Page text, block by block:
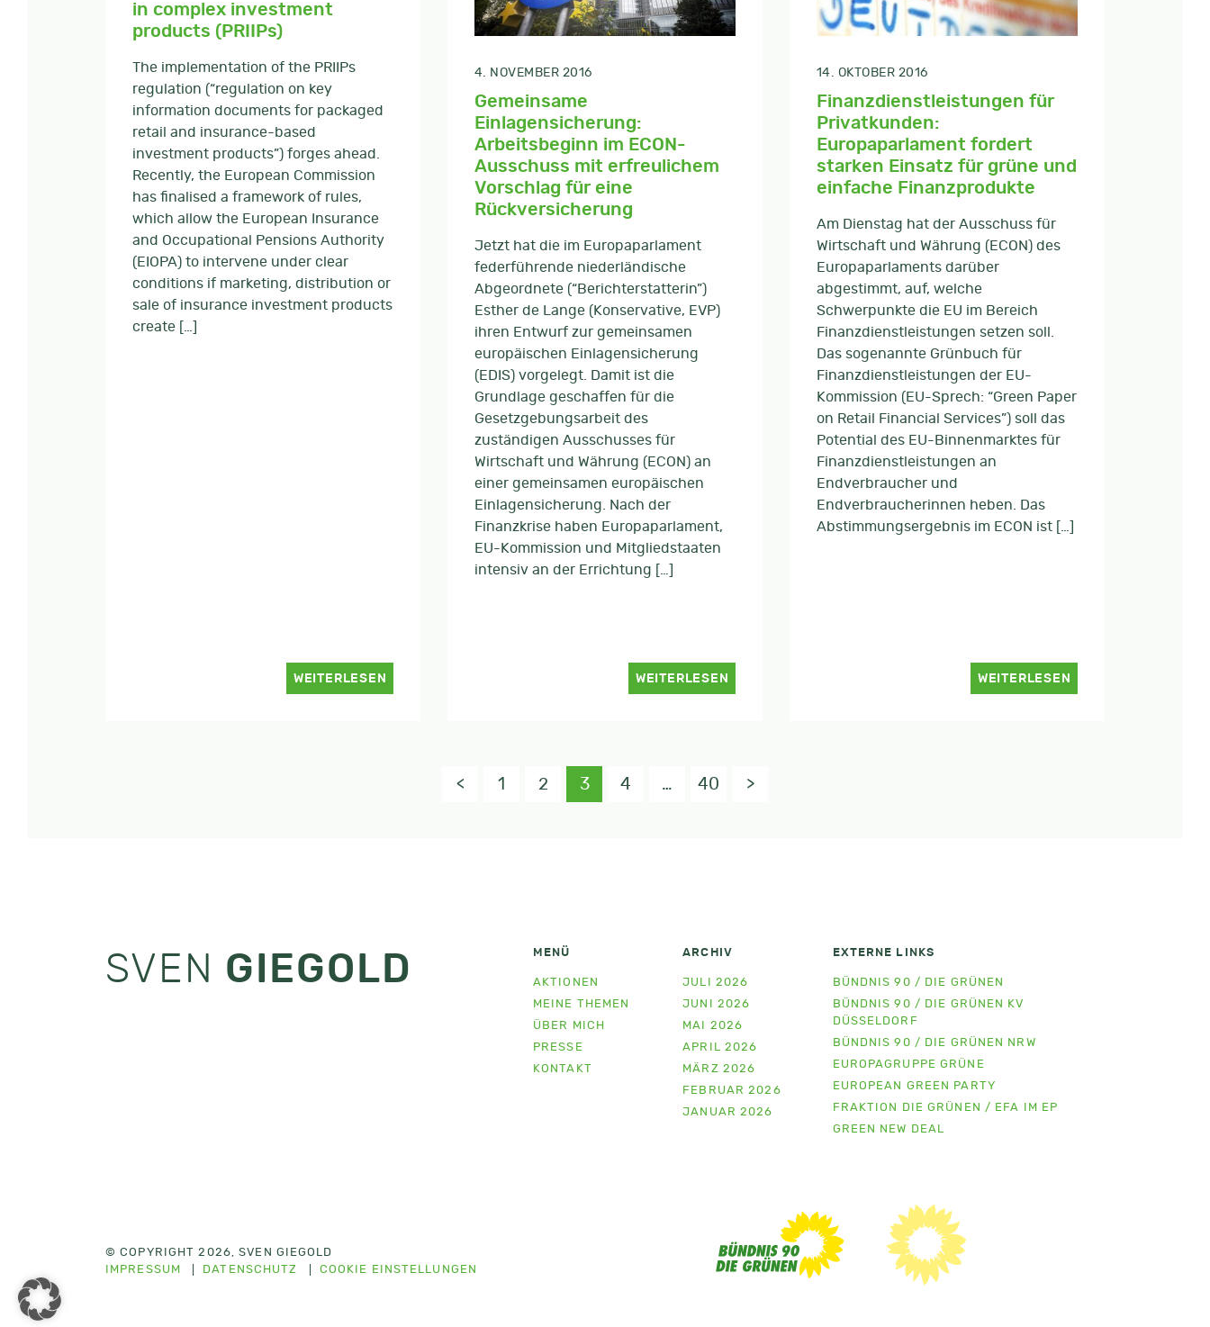
in complex investment
products (PRIIPs)
The implementation of the PRIIPs
regulation (“regulation on key
information documents for packaged
retail and insurance-based
investment products”) forges ahead.
Recently, the European Commission
has finalised a framework of rules,
which allow the European Insurance
and Occupational Pensions Authority
(EIOPA) to intervene under clear
conditions if marketing, distribution or
sale of insurance investment products
create […]
WEITERLESEN
4. NOVEMBER 2016
Gemeinsame
Einlagensicherung:
Arbeitsbeginn im ECON-
Ausschuss mit erfreulichem
Vorschlag für eine
Rückversicherung
Jetzt hat die im Europaparlament
federführende niederländische
Abgeordnete (“Berichterstatterin”)
Esther de Lange (Konservative, EVP)
ihren Entwurf zur gemeinsamen
europäischen Einlagensicherung
(EDIS) vorgelegt. Damit ist die
Grundlage geschaffen für die
Gesetzgebungsarbeit des
zuständigen Ausschusses für
Wirtschaft und Währung (ECON) an
einer gemeinsamen europäischen
Einlagensicherung. Nach der
Finanzkrise haben Europaparlament,
EU-Kommission und Mitgliedstaaten
intensiv an der Errichtung […]
WEITERLESEN
14. OKTOBER 2016
Finanzdienstleistungen für
Privatkunden:
Europaparlament fordert
starken Einsatz für grüne und
einfache Finanzprodukte
Am Dienstag hat der Ausschuss für
Wirtschaft und Währung (ECON) des
Europaparlaments darüber
abgestimmt, auf, welche
Schwerpunkte die EU im Bereich
Finanzdienstleistungen setzen soll.
Das sogenannte Grünbuch für
Finanzdienstleistungen der EU-
Kommission (EU-Sprech: “Green Paper
on Retail Financial Services”) soll das
Potential des EU-Binnenmarktes für
Finanzdienstleistungen an
Endverbraucher und
Endverbraucherinnen heben. Das
Abstimmungsergebnis im ECON ist […]
WEITERLESEN
< 1 2 3 4 … 40 >
SVEN GIEGOLD MENÜ
AKTIONEN
MEINE THEMEN
ÜBER MICH
PRESSE
KONTAKT
ARCHIV
JULI 2026
JUNI 2026
MAI 2026
APRIL 2026
MÄRZ 2026
FEBRUAR 2026
JANUAR 2026
EXTERNE LINKS
BÜNDNIS 90 / DIE GRÜNEN
BÜNDNIS 90 / DIE GRÜNEN KV
DÜSSELDORF
BÜNDNIS 90 / DIE GRÜNEN NRW
EUROPAGRUPPE GRÜNE
EUROPEAN GREEN PARTY
FRAKTION DIE GRÜNEN / EFA IM EP
GREEN NEW DEAL
© COPYRIGHT 2026, SVEN GIEGOLD
IMPRESSUM
DATENSCHUTZ COOKIE EINSTELLUNGEN